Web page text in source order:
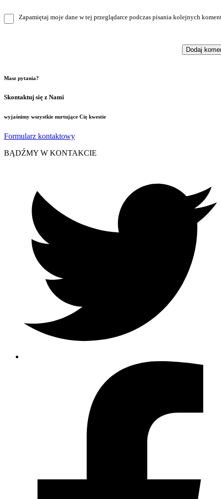
Zapamiętaj moje dane w tej przeglądarce podczas pisania kolejnych
Masz pytania?
Skontaktuj się z Nami
wyjaśnimy wszystkie nurtujące Cię kwestie
Formularz kontaktowy
BĄDŹMY W KONTAKCIE